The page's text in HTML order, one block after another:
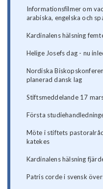
Informationsfilmer om
arabiska, engelska och
Kardinalens hälsning
Helige Josefs dag - nu
Nordiska
planerad dansk lag
Stiftsmeddelande 17
Första
Möte i stiftets
katekes
Kardinalens hälsning
Patris corde i svensk